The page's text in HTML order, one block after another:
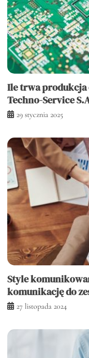
Ile trwa
Techno-Service
29 stycznia 2025
Style
komunikację do
27 listopada 2024